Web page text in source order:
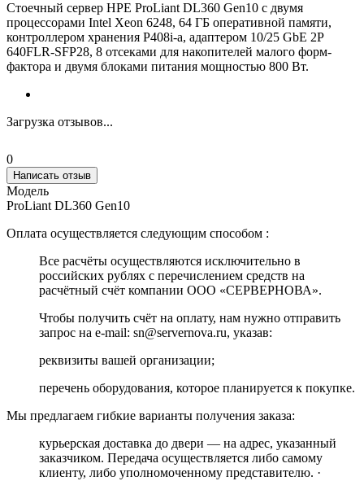
Стоечный сервер HPE ProLiant DL360 Gen10 с двумя
процессорами Intel Xeon 6248, 64 ГБ оперативной памяти,
контроллером хранения P408i-a, адаптером 10/25 GbE 2P
640FLR-SFP28, 8 отсеками для накопителей малого форм-
фактора и двумя блоками питания мощностью 800 Вт.
Загрузка отзывов...
0
Написать отзыв
Модель
ProLiant DL360 Gen10
Оплата осуществляется следующим способом :
Все расчёты осуществляются исключительно в
российских рублях с перечислением средств на
расчётный счёт компании ООО «СЕРВЕРНОВА».
Чтобы получить счёт на оплату, нам нужно отправить
запрос на e-mail: sn@servernova.ru, указав:
реквизиты вашей организации;
перечень оборудования, которое планируется к покупке.
Мы предлагаем гибкие варианты получения заказа:
курьерская доставка до двери — на адрес, указанный
заказчиком. Передача осуществляется либо самому
клиенту, либо уполномоченному представителю. ·